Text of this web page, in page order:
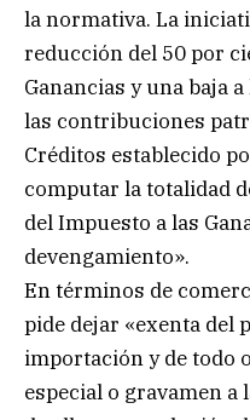
la normativa. La
reducción del 50 por
Ganancias y una baja
las contribuciones
Créditos establecido
computar la totalidad
del Impuesto a las
devengamiento».
En términos de
pide dejar «exenta del
importación y de todo
especial o gravamen